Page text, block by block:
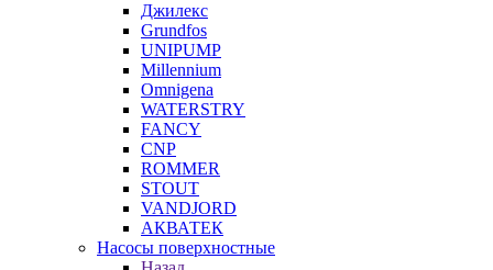
Джилекс
Grundfos
UNIPUMP
Millennium
Omnigena
WATERSTRY
FANCY
CNP
ROMMER
STOUT
VANDJORD
АКВАТЕК
Насосы поверхностные